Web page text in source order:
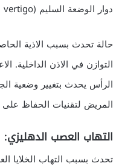
دوار الوضعة السليم (benign positional vertigo)
حالة تحدث بسبب الاذية
التوازن في الاذن
الرأس يحدث بتغيير وضعية
المريض لتقنيات الحفاظ على
التهاب العصب الدهليزي:
تحدث بسبب التهاب الخلايا